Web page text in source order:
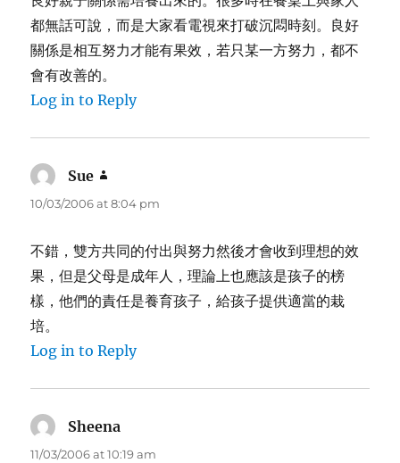
都無話可說，而是大家看電視來打破沉悶時刻。良好
關係是相互努力才能有果效，若只某一方努力，都不
會有改善的。
Log in to Reply
Sue
10/03/2006 at 8:04 pm
不錯，雙方共同的付出與努力然後才會收到理想的效
果，但是父母是成年人，理論上也應該是孩子的榜
樣，他們的責任是養育孩子，給孩子提供適當的栽
培。
Log in to Reply
Sheena
11/03/2006 at 10:19 am